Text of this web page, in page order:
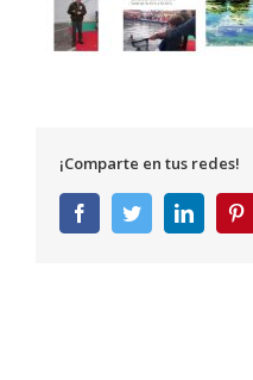
¡Comparte en tus redes!
FacebookTwitterLinkedIn